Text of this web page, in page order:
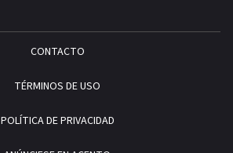
CONTACTO
TÉRMINOS DE USO
POLÍTICA DE PRIVACIDAD